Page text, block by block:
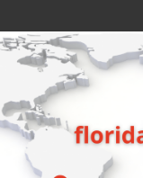
al
contenido